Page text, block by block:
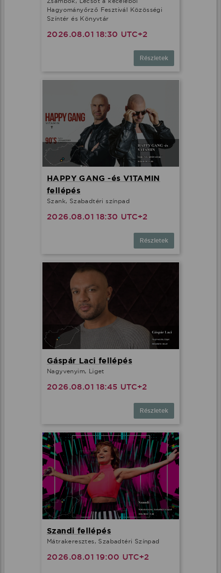
Hagyományőrző Fesztivál Közösségi
Színtér és Könyvtár
2026.08.01 18:30 UTC+2
Részletek
HAPPY GANG -és V1TAMIN
fellépés
Szank, Szabadtéri színpad
2026.08.01 18:30 UTC+2
Részletek
Gáspár Laci fellépés
Nagyvenyim, Liget
2026.08.01 18:45 UTC+2
Részletek
Szandi fellépés
Mátrakeresztes, Szabadtéri Színpad
2026.08.01 19:00 UTC+2